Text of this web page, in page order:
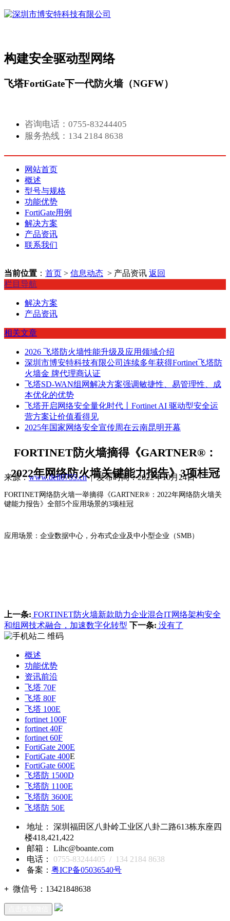
构建安全驱动型网络
飞塔FortiGate下一代防火墙（NGFW）
咨询电话：0755-83244405
服务热线：134 2184 8638
网站首页
概述
型号与规格
功能优势
FortiGate用例
解决方案
产品资讯
联系我们
当前位置 ： 首页 > 信息动态 > 产品资讯 返回
栏目导航
解决方案
产品资讯
相关文章
2026 飞塔防火墙性能升级及应用领域介绍
深圳市博安特科技有限公司连续多年获得Fortinet飞塔防
火墙金 牌代理商认证
飞塔SD-WAN组网解决方案强调敏捷性、易管理性、成
本优化的优势
飞塔开启网络安全量化时代丨Fortinet AI 驱动型安全运
营方案让价值看得见
2025年国家网络安全宣传周在云南昆明开幕
FORTINET防火墙摘得《GARTNER®：
2022年网络防火墙关键能力报告》3项桂冠
来源：www.dell0755.cn| 发布时间：2022年10月24日
FORTINET网络防火墙一举摘得《GARTNER®：2022年网络防火墙关
键能力报告》全部5个应用场景的3项桂冠
应用场景：企业数据中心，分布式企业及中小型企业（SMB）
上一条: FORTINET防火墙新款助力企业混合IT网络架构安全
和组网技术融合，加速数字化转型 下一条: 没有了
概述
功能优势
资讯前沿
飞塔 70F
飞塔 80F
飞塔 100E
fortinet 100F
fortinet 40F
fortinet 60F
FortiGate 200E
FortiGate 400E
FortiGate 600E
飞塔防 1500D
飞塔防 1100E
飞塔防 3600E
飞塔防 50E
地址： 深圳福田区八卦岭工业区八卦二路613栋东座四
楼418,421,422
邮箱： Lihc@boante.com
电话： 0755-83244405 / 134 2184 8638
备案： 粤ICP备05036540号
+ 微信号： 13421848638